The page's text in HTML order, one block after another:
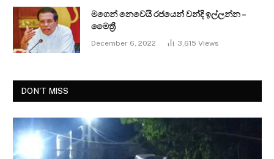
මගෙන් නෙවෙයි රජයෙන් වන්දි ඉල්ලන්න –
මෛත්‍රී
December 6, 2022 3,615 Views
DON'T MISS